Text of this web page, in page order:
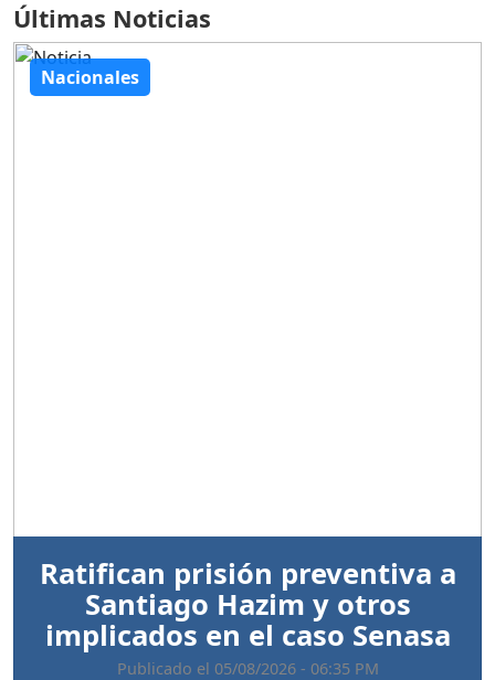
Últimas Noticias
Nacionales
Ratifican prisión preventiva a
Santiago Hazim y otros
implicados en el caso Senasa
Publicado el 05/08/2026 - 06:35 PM